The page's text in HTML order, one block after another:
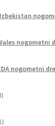
nogometni
nogometni
izdelkov